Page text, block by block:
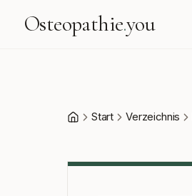
Osteopathie.you
Start Start Verzeichnis